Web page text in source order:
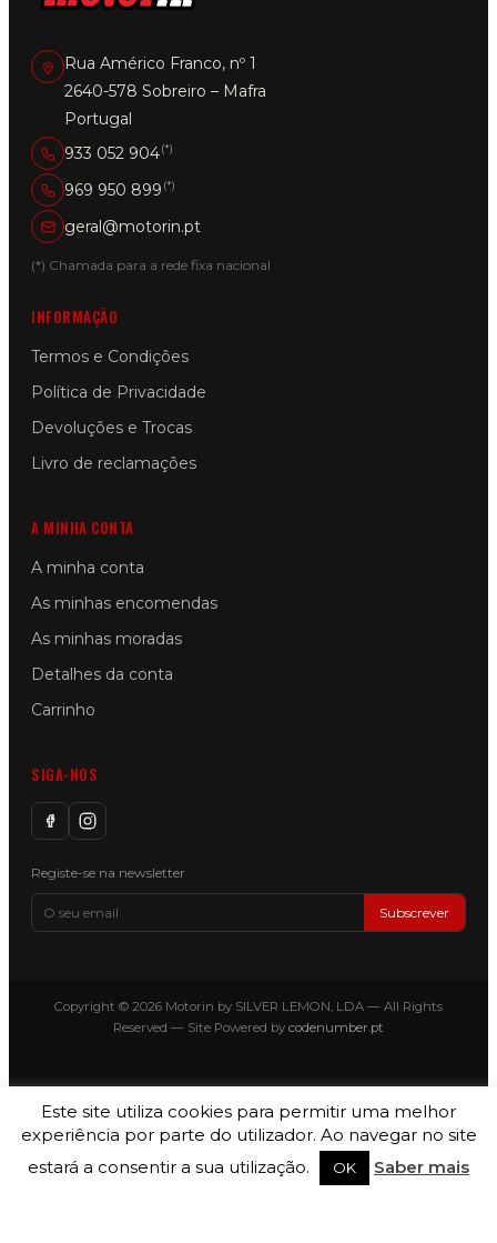
Rua Américo Franco, nº 1
2640-578 Sobreiro – Mafra
Portugal
933 052 904(*)
969 950 899 (*)
geral@motorin.pt
(*) Chamada para a rede fixa nacional
INFORMAÇÃO
Termos e Condições
Política de Privacidade
Devoluções e Trocas
Livro de reclamações
A MINHA CONTA
A minha conta
As minhas encomendas
As minhas moradas
Detalhes da conta
Carrinho
SIGA-NOS
Registe-se na newsletter
Subscrever
Copyright © 2026 Motorin by SILVER LEMON, LDA — All Rights
Reserved — Site Powered by codenumber.pt
Este site utiliza cookies para permitir uma melhor
experiência por parte do utilizador. Ao navegar no site
estará a consentir a sua utilização.
OK Saber mais